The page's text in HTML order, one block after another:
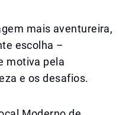
mais aventureira,
escolha –
motiva pela
e os desafios.